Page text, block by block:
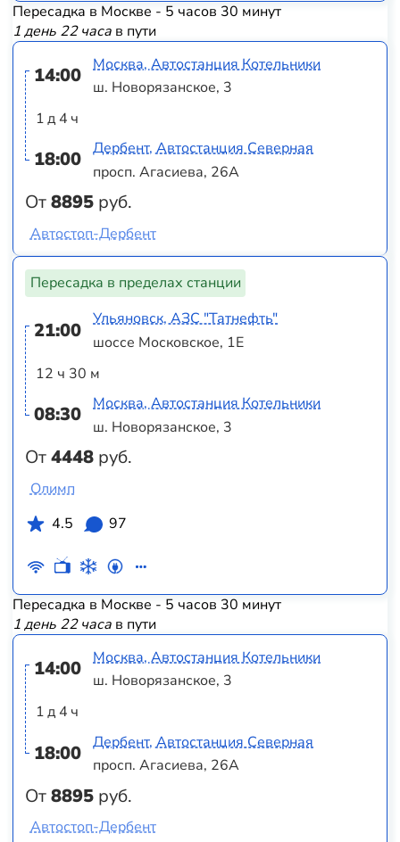
Пересадка в Москве - 5 часов 30 минут
1 день 22 часав пути
14:00
1 д 4 ч
18:00
От8895 руб.
Москва, Автостанция Котельники
ш. Новорязанское, 3
Дербент, Автостанция Северная
просп. Агасиева, 26А
Автостоп-Дербент
Пересадка в пределах станции
21:00
12 ч 30 м
08:30
От4448 руб.
Ульяновск, АЗС "Татнефть"
шоссе Московское, 1Е
Москва, Автостанция Котельники
ш. Новорязанское, 3
Олимп
4.5
97
Пересадка в Москве - 5 часов 30 минут
1 день 22 часав пути
14:00
1 д 4 ч
18:00
От8895 руб.
Москва, Автостанция Котельники
ш. Новорязанское, 3
Дербент, Автостанция Северная
просп. Агасиева, 26А
Автостоп-Дербент